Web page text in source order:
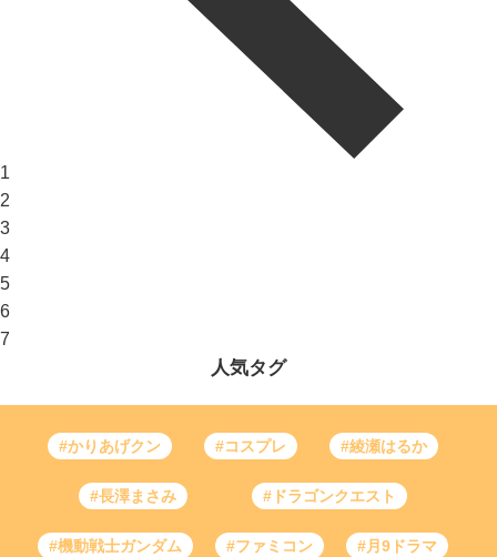
1
2
3
4
5
6
7
人気タグ
#かりあげクン #コスプレ #綾瀬はるか
#長澤まさみ #ドラゴンクエスト
#機動戦士ガンダム #ファミコン #月9ドラマ